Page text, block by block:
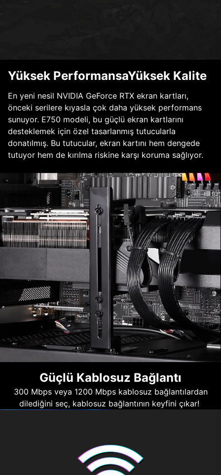
Yüksek PerformansaYüksek Kalite
En yeni nesil NVIDIA GeForce RTX ekran kartları,
önceki serilere kıyasla çok daha yüksek performans
sunuyor. E750 modeli, bu güçlü ekran kartlarını
desteklemek için özel tasarlanmış tutucularla
donatılmış. Bu tutucular, ekran kartını hem dengede
tutuyor hem de kırılma riskine karşı koruma sağlıyor.
Güçlü Kablosuz Bağlantı
300 Mbps veya 1200 Mbps kablosuz bağlantılardan
dilediğini seç, kablosuz bağlantının keyfini çıkar!